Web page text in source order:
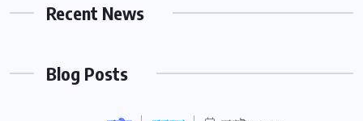
Recent News
Blog Posts